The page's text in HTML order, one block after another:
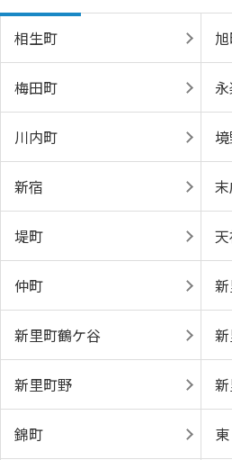
相生町
梅田町
川内町
新宿
堤町
仲町
新里町鶴ケ谷
新里町野
錦町 東